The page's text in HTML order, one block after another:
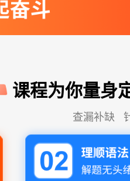
课程为你量身
查漏补缺